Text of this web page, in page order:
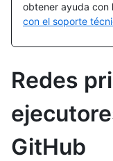
obtener ayuda con
con el soporte
Redes
GitHub